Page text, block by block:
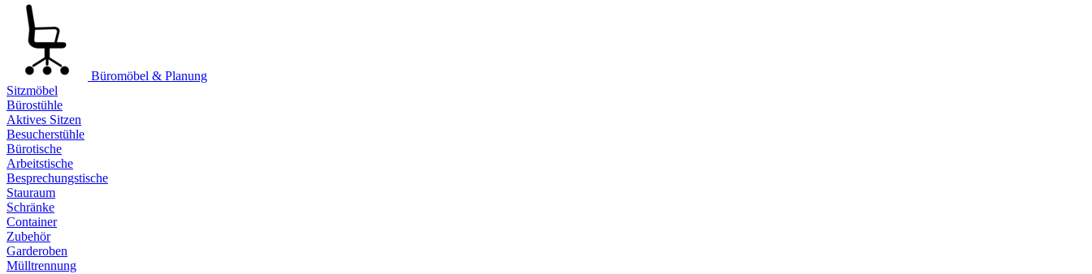
Büromöbel & Planung
Sitzmöbel
Bürostühle
Aktives Sitzen
Besucherstühle
Bürotische
Arbeitstische
Besprechungstische
Stauraum
Schränke
Container
Zubehör
Garderoben
Mülltrennung